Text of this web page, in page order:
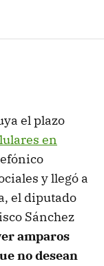
el plazo
en
y llegó a
el diputado
Sánchez
amparos
no desean